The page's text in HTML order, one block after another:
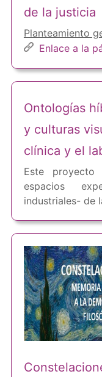
de la justicia
Planteamiento
Enlace a la
Ontologías
y culturas
clínica y el
Este proyecto
espacios
industriales- de